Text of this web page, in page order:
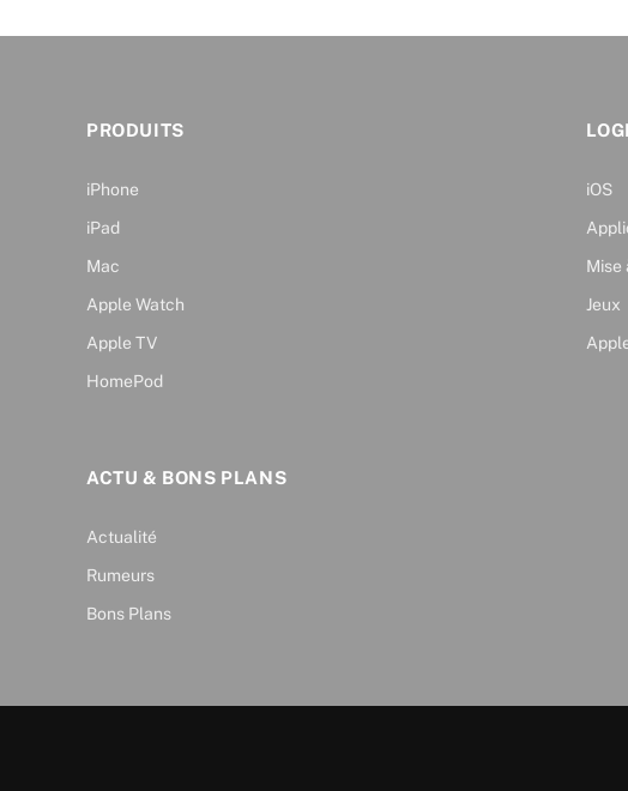
PRODUITS
iPhone
iPad
Mac
Apple Watch
Apple TV
HomePod
iOS
Mise
Jeux
ACTU & BONS PLANS
Actualité
Rumeurs
Bons Plans